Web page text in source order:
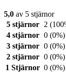
5,0 av 5 stjärnor
5 stjärnor
2
4 stjärnor 0 (0%)
3 stjärnor 0 (0%)
2 stjärnor 0 (0%)
1 Stjärnor 0 (0%)